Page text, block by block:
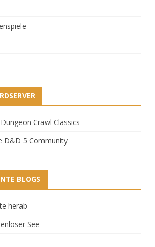
Crawl Classics
D&D 5 Community
BLOGS
herab
See